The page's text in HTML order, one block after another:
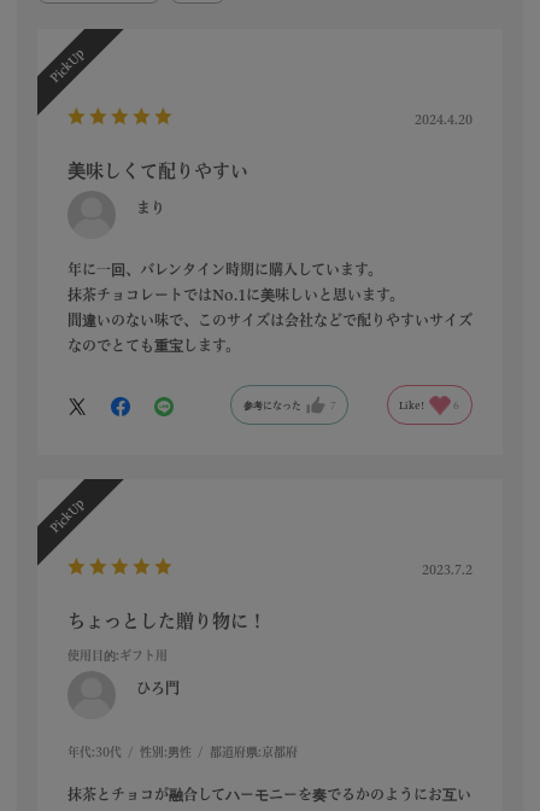
2024.4.20
美味しくて配りやすい
まり
年に一回、バレンタイン時期に購入しています。
抹茶チョコレートではNo.1に美味しいと思います。
間違いのない味で、このサイズは会社などで配りやすいサイズ
なのでとても重宝します。
参考になった 7 Like! 6
2023.7.2
ちょっとした贈り物に！
使用目的:ギフト用
ひろ門
年代: 30代 性別: 男性 都道府県: 京都府
抹茶とチョコが融合してハーモニーを奏でるかのようにお互い